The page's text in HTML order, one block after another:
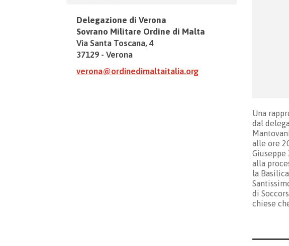
Delegazione di Verona
Sovrano Militare Ordine di Malta
Via Santa Toscana, 4
37129 - Verona
verona@ordinedimaltaitalia.org
Una
dal
alle ore
alla
la
di
chiese